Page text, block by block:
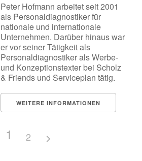
Peter Hofmann arbeitet seit 2001
als Personaldiagnostiker für
nationale und internationale
Unternehmen. Darüber hinaus war
er vor seiner Tätigkeit als
Personaldiagnostiker als Werbe-
und Konzeptionstexter bei Scholz
& Friends und Serviceplan tätig.
WEITERE INFORMATIONEN
1 2